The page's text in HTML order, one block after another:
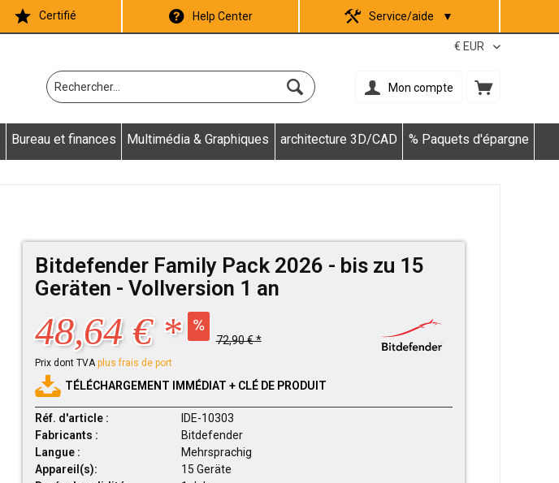
Certifié Help Center Service/aide ▼
Mon compte
Bureau et finances Multimédia & Graphiques architecture 3D/CAD % Paquets d'épargne
Bitdefender Family Pack 2026 - bis zu 15
Geräten - Vollversion 1 an
48,64 € * 72,90 € *
Prix dont TVAplus frais de port
TÉLÉCHARGEMENT IMMÉDIAT + CLÉ DE PRODUIT
Réf. d'article :
IDE-10303
Fabricants :
Bitdefender
Langue :
Mehrsprachig
Appareil(s):
15 Geräte